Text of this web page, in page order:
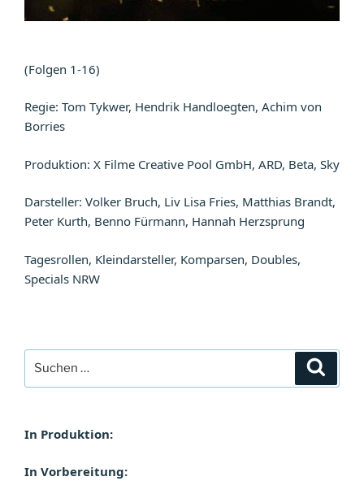
(Folgen 1-16)
Regie: Tom Tykwer, Hendrik Handloegten, Achim von
Borries
Produktion: X Filme Creative Pool GmbH, ARD, Beta, Sky
Darsteller: Volker Bruch, Liv Lisa Fries, Matthias Brandt,
Peter Kurth, Benno Fürmann, Hannah Herzsprung
Tagesrollen, Kleindarsteller, Komparsen, Doubles,
Specials NRW
nach:
In Produktion:
In Vorbereitung: